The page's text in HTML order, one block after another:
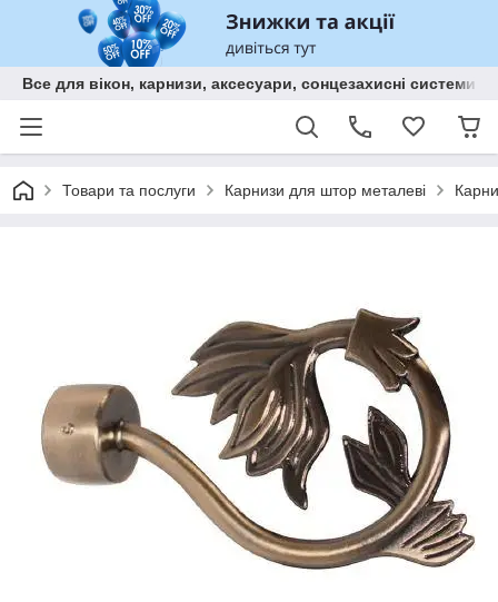
Все для вікон, карнизи, аксесуари, сонцезахисні
Товари та послуги Карнизи для штор металеві